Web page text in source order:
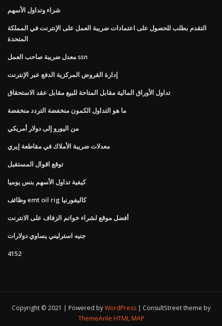
شراء وتداول الأسهم
التقدم بطلب للحصول على اعتمادات ضريبة العمل على الإنترنت في المملكة
المتحدة
معدل ضريبة صاحب العمل ssn
إدارة القروض المركزية الدفع عبر الإنترنت
تداول الأوراق المالية مقابل المتاحة للبيع مقابل عقد الاستحقاق
ما هو التداول الكمون منخفضة التردد منخفضة
من اليورو إلى دولار أمريكي
معدلات ضريبة الأملاك في مقاطعة إيري
توقع اقوال المستقبل
كيفية تداول الأسهم بنس يوميا
وظائف emt oil rig كاليفورنيا
أفضل موقع لشراء خواتم الزفاف على الانترنت
جنيه استرليني يساوي دولارات
4152
Copyright © 2021 | Powered byWordPress
ConsultStreet theme by
ThemeArile HTML MAP